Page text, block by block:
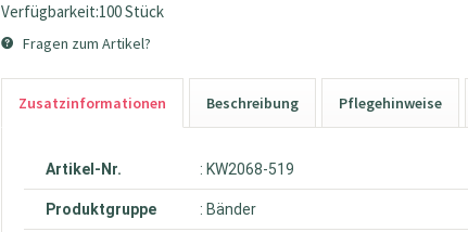
Verfügbarkeit:100 Stück
Fragen zum Artikel?
Zusatzinformationen Beschreibung Pflegehinweise
Artikel-Nr. : KW2068-519
Produktgruppe : Bänder